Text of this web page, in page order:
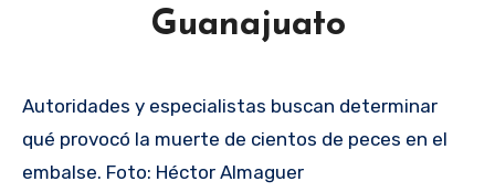
Guanajuato
Autoridades y especialistas buscan determinar
qué provocó la muerte de cientos de peces en el
embalse. Foto: Héctor Almaguer